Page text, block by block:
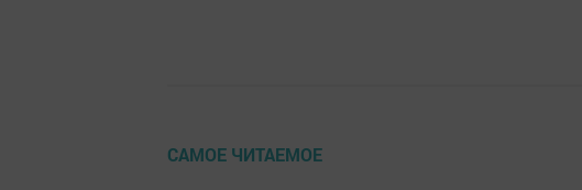
САМОЕ ЧИТАЕМОЕ